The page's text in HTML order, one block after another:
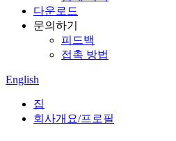
다운로드
문의하기
피드백
접촉 방법
English
집
회사개요/프로필